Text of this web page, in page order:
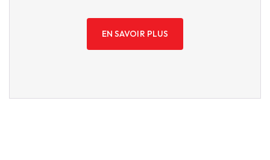
EN SAVOIR PLUS